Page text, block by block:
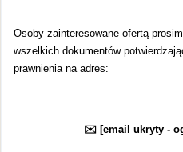
Osoby zainteresowane ofertą
wszelkich dokumentów
prawnienia na adres:
✉️ [email ukryty -